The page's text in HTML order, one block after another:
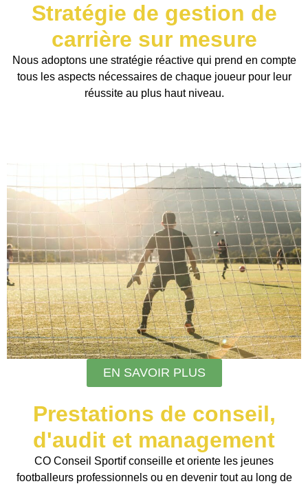
Stratégie de gestion de
carrière sur mesure
Nous adoptons une stratégie réactive qui prend en compte
tous les aspects nécessaires de chaque joueur pour leur
réussite au plus haut niveau.
EN SAVOIR PLUS
Prestations de conseil,
d'audit et management
CO Conseil Sportif conseille et oriente les jeunes
footballeurs professionnels ou en devenir tout au long de